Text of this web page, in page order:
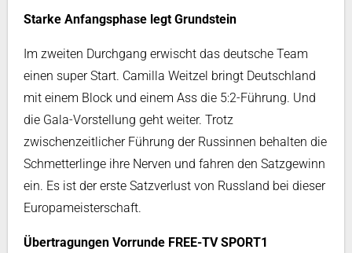
Starke Anfangsphase legt Grundstein
Im zweiten Durchgang erwischt das deutsche Team
einen super Start. Camilla Weitzel bringt Deutschland
mit einem Block und einem Ass die 5:2-Führung. Und
die Gala-Vorstellung geht weiter. Trotz
zwischenzeitlicher Führung der Russinnen behalten die
Schmetterlinge ihre Nerven und fahren den Satzgewinn
ein. Es ist der erste Satzverlust von Russland bei dieser
Europameisterschaft.
Übertragungen Vorrunde FREE-TV SPORT1